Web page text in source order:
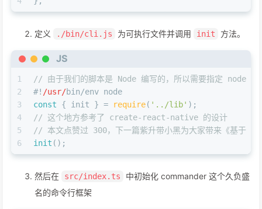
定义 ./bin/cli.js 为可执行文件并调用 init 方法。
JS
1
2
3
4
5
6
// 由于我们的脚本是 Node 编写的，所以需要指定 node 所
#! /usr/bin/env node
const { init } = require( '../lib' );
// 这个地方参考了 create-react-native 的设计
// 本文点赞过 300，下一篇紫升带小黑为大家带来《基
init ();
然后在 src/index.ts
中初始化 commander 这个久负盛
名的命令行框架